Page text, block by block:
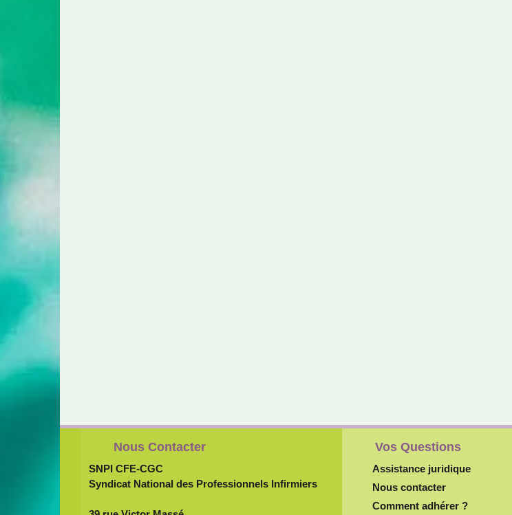
Nous Contacter
SNPI CFE-CGC
Syndicat National des Professionnels Infirmiers
Vos Questions
Assistance juridique
Nous contacter
Comment adhérer ?